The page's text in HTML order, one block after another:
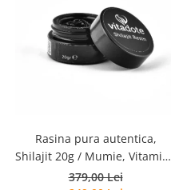
Rasina pura autentica,
Shilajit 20g / Mumie, Vitamine
si Micronutrienti - Vitadote
379,00 Lei